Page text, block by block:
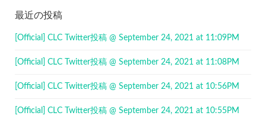
最近の投稿
[Official] CLC Twitter投稿 @ September 24, 2021 at 11:09PM
[Official] CLC Twitter投稿 @ September 24, 2021 at 11:08PM
[Official] CLC Twitter投稿 @ September 24, 2021 at 10:56PM
[Official] CLC Twitter投稿 @ September 24, 2021 at 10:55PM